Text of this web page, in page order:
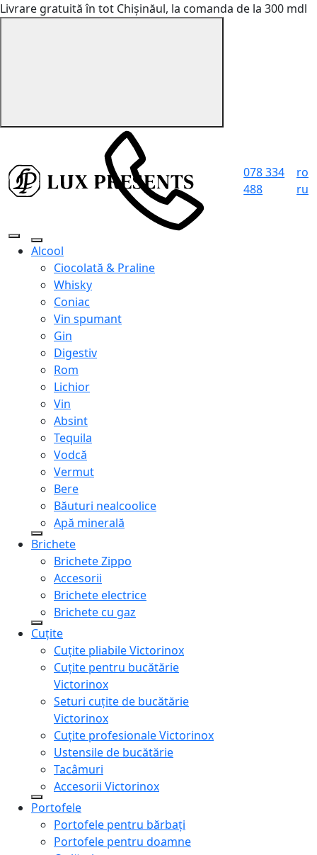
Livrare gratuită în tot Chișinăul, la comanda de la 300 mdl
078 334
488
ro
ru
Alcool
Ciocolată & Praline
Whisky
Coniac
Vin spumant
Gin
Digestiv
Rom
Lichior
Vin
Absint
Tequila
Vodcă
Vermut
Bere
Băuturi nealcoolice
Apă minerală
Brichete
Brichete Zippo
Accesorii
Brichete electrice
Brichete cu gaz
Cuțite
Cuțite pliabile Victorinox
Cuțite pentru bucătărie
Victorinox
Seturi cuțite de bucătărie
Victorinox
Cuțite profesionale Victorinox
Ustensile de bucătărie
Tacâmuri
Accesorii Victorinox
Portofele
Portofele pentru bărbați
Portofele pentru doamne